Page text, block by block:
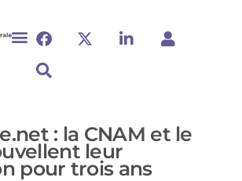
: la CNAM et le
leur
pour trois ans